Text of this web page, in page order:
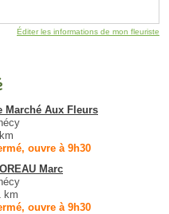
Éditer les informations de mon fleuriste
Marché Aux Fleurs
ouvre à 9h30
Marc
km
ouvre à 9h30